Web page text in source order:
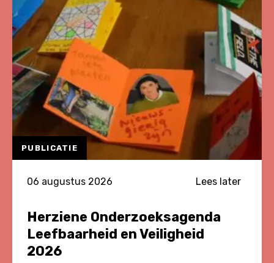
PUBLICATIE
06 augustus 2026 Lees later
Herziene Onderzoeksagenda
Leefbaarheid en Veiligheid
2026